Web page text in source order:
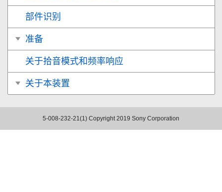
部件识别
准备
关于拾音模式和频率响应
关于本装置
5-008-232-21(1) Copyright 2019 Sony Corporation